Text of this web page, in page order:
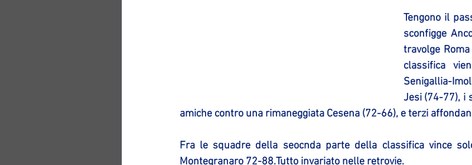
Tengono il
sconfigge
travolge
classifica
Senigallia-
Jesi (74-77), i
amiche contro una rimaneggiata Cesena (72-66), e terzi
Fra le squadre della seocnda parte della classifica vince
Montegranaro 72-88.Tutto invariato nelle retrovie.